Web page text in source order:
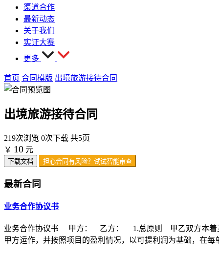
渠道合作
最新动态
关于我们
实证大赛
更多
首页 合同模版 出境旅游接待合同
出境旅游接待合同
219次浏览 0次下载 共5页
￥ 10 元
下载文档 担心合同有风险？试试智能审查
最新合同
业务合作协议书
业务合作协议书 甲方： 乙方： 1.总原则 甲乙双方本着互
甲方运作，并按照项目的盈利情况，以可提利润为基础，在每